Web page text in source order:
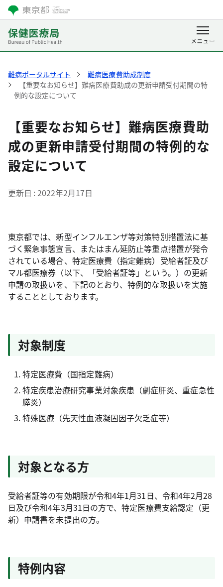
難病ポータルサイト
難病医療費助成制度
【重要なお知らせ】難病医療費助成の更新申請受付期間の特
例的な設定について
【重要なお知らせ】難病医療費助
成の更新申請受付期間の特例的な
設定について
更新日 2022年2月17日
東京都では、新型インフルエンザ等対策特別措置法に基
づく緊急事態宣言、またはまん延防止等重点措置が発令
されている場合、特定医療費（指定難病）受給者証及び
マル都医療券（以下、「受給者証等」という。）の更新
申請の取扱いを、下記のとおり、特例的な取扱いを実施
することとしております。
対象制度
特定医療費（国指定難病）
特定疾患治療研究事業対象疾患（劇症肝炎、重症急性
膵炎）
特殊医療（先天性血液凝固因子欠乏症等）
対象となる方
受給者証等の有効期限が令和4年1月31日、令和4年2月28
日及び令和4年3月31日の方で、特定医療費支給認定（更
新）申請書を未提出の方。
特例内容